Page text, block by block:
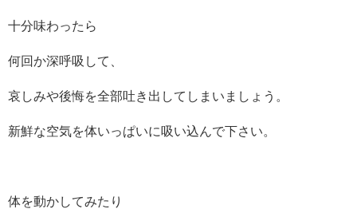
十分味わったら
何回か深呼吸して、
哀しみや後悔を全部吐き出してしまいましょう。
新鮮な空気を体いっぱいに吸い込んで下さい。
体を動かしてみたり